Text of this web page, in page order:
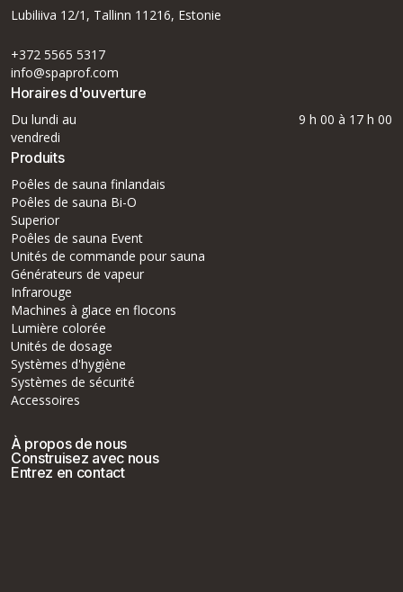
Lubiliiva 12/1, Tallinn 11216, Estonie
+372 5565 5317
info@spaprof.com
Horaires d'ouverture
Du lundi au
vendredi
9 h 00 à 17 h 00
Produits
Poêles de sauna finlandais
Poêles de sauna Bi-O
Superior
Poêles de sauna Event
Unités de commande pour sauna
Générateurs de vapeur
Infrarouge
Machines à glace en flocons
Lumière colorée
Unités de dosage
Systèmes d'hygiène
Systèmes de sécurité
Accessoires
À propos de nous
Construisez avec nous
Entrez en contact